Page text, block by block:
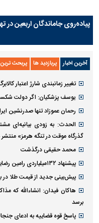
پیاده‌روی جاماندگان اربعین در
آخرین اخبار پربازدید ها پربحث
تغییر زمانبندی‌ شارژ اعتبار
یوسف پزشکیان: اگر دولت
رحمان عموزاد تنها صدرنشین
الحدث: به زودی بیانیه‌ای
گذرگاه موقت در تنگه هرمز»
محمد حقیقی درگذشت
پیشنهاد ۱۳۲میلیاردی رامین رضاییان به استقلال
پیش‌بینی جدید از قیمت طلا در
هاکان فیدان: انشاءالله که
برسد
پاسخ قوه قضاییه به ادعای